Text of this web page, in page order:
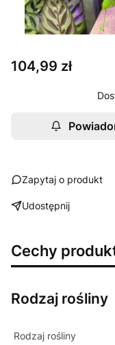
Cena
104,99 zł
Zapytaj o produkt
Udostępnij
Cechy
Rodzaj rośliny
Rodzaj rośliny